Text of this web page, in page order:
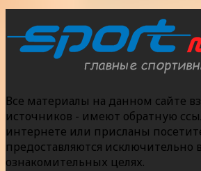
Все материалы на данном сайте
источников - имеют обратную
интернете или присланы
предоставляются исключительно в
ознакомительных целях.